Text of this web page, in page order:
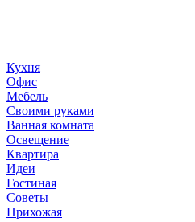
Кухня
Офис
Мебель
Своими руками
Ванная комната
Освещение
Квартира
Идеи
Гостиная
Советы
Прихожая